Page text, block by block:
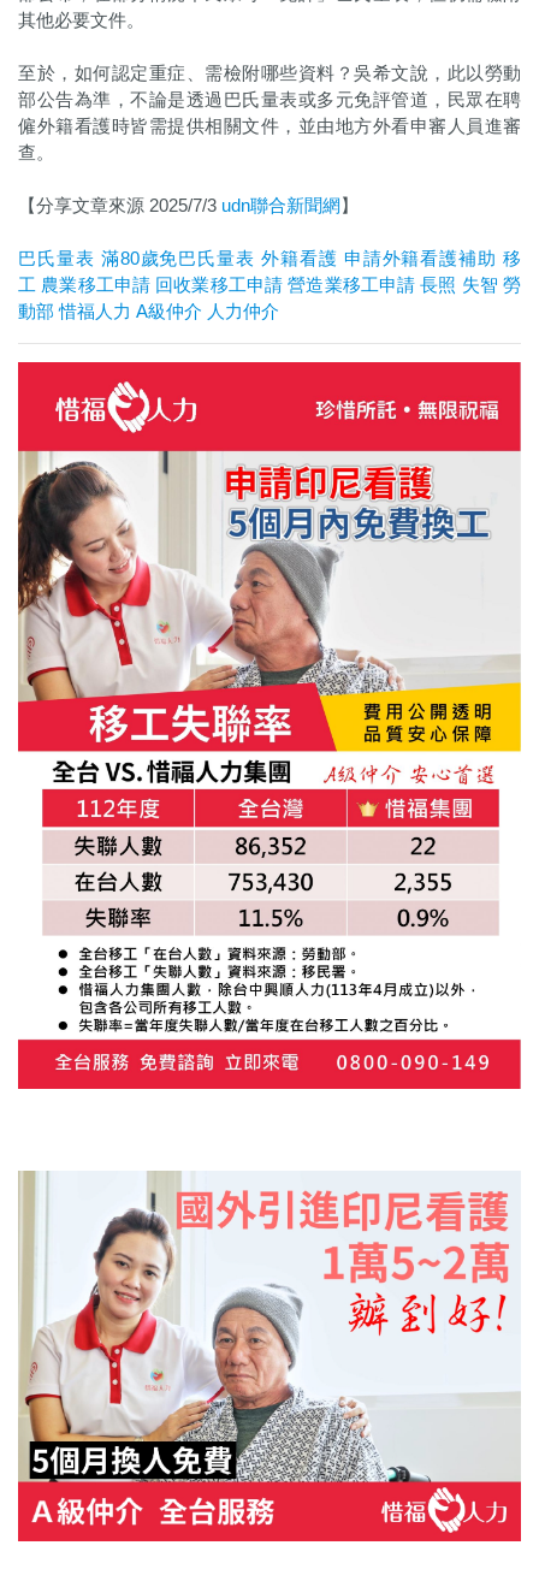
其他必要文件。
至於，如何認定重症、需檢附哪些資料？吳希文說，此以勞動
部公告為準，不論是透過巴氏量表或多元免評管道，民眾在聘
僱外籍看護時皆需提供相關文件，並由地方外看申審人員進審
查。
【分享文章來源 2025/7/3 udn聯合新聞網】
巴氏量表 滿80歲免巴氏量表 外籍看護 申請外籍看護補助 移
工 農業移工申請 回收業移工申請 營造業移工申請 長照 失智 勞
動部 惜福人力 A級仲介 人力仲介